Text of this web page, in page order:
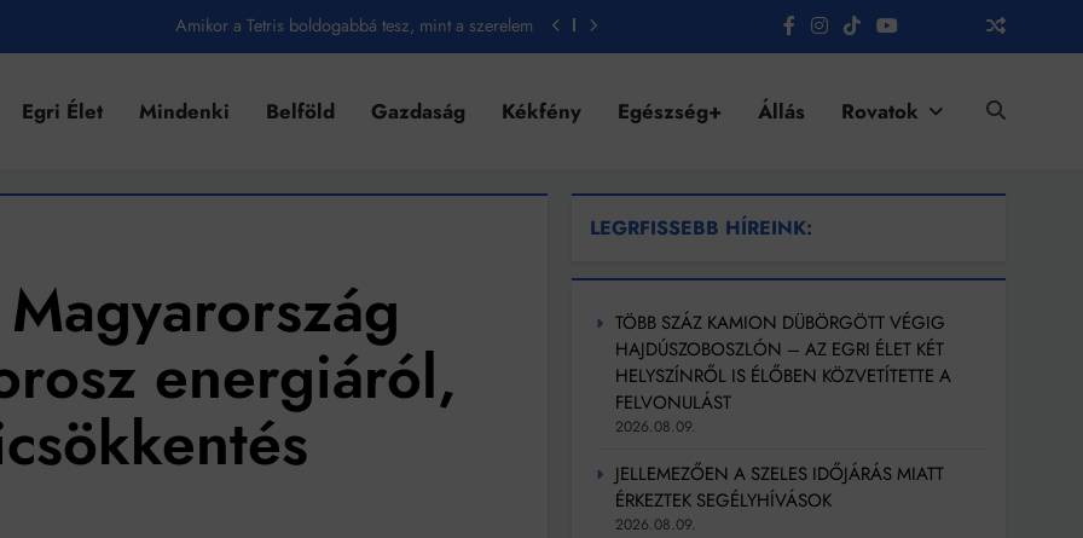
Létezik tökéletes élet: Truman is elhitte
Ki akarsz törni. De miből?
Mindenki a világot akarja uralni – de nem csak a 80-as években
lapostetők: a bevált technológia akkor működik, ha jól van felújítva
szerint akár 5 százalékkal is nőhetnek a bérleti díjak a ponthatárhirdetés
Egri Élet Mindenki Belföld Gazdaság Kékfény Egészség+ Állás Rovatok
energiáról,
LEGRFISSEBB HÍREINK:
TÖBB SZÁZ KAMION DÜBÖRGÖTT VÉGIG
HAJDÚSZOBOSZLÓN – AZ EGRI ÉLET KÉT
HELYSZÍNRŐL IS ÉLŐBEN KÖZVETÍTETTE A
FELVONULÁST
2026.08.09.
JELLEMEZŐEN A SZELES IDŐJÁRÁS MIATT
ÉRKEZTEK SEGÉLYHÍVÁSOK
2026.08.09.